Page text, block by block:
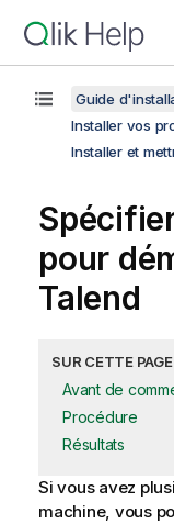
Guide
Installer vos
Installer et
pour
Talend
SUR CETTE PAGE
Avant de
Procédure
Résultats
Si vous avez
machine, vous